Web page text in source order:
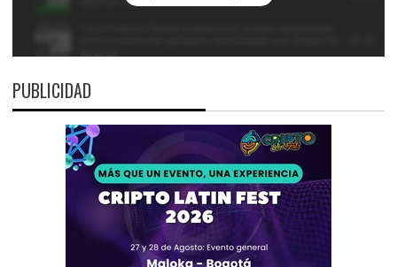
PUBLICIDAD